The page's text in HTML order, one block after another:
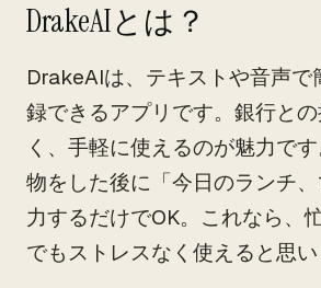
DrakeAIとは？
DrakeAIは、テキストや音声で
録できるアプリです。銀行と
く、手軽に使えるのが魅力で
物をした後に「今日のランチ
力するだけでOK。これなら、
でもストレスなく使えると思い